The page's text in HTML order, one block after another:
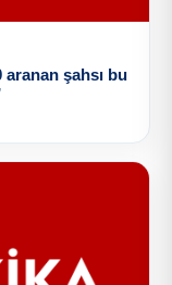
aranan şahsı bu